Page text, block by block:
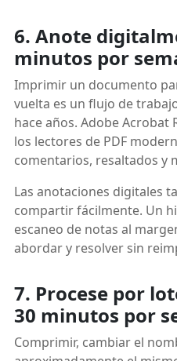
6. Anote
minutos por
Imprimir un documento
vuelta es un flujo de
hace años. Adobe Acrobat
los lectores de PDF
comentarios, resaltados y
Las anotaciones digitales
compartir fácilmente. Un
escaneo de notas al
abordar y resolver sin
7. Procese por
30 minutos por
Comprimir, cambiar el